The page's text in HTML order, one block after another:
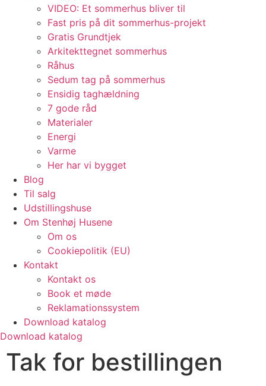
VIDEO: Et sommerhus bliver til
Fast pris på dit sommerhus-projekt
Gratis Grundtjek
Arkitekttegnet sommerhus
Råhus
Sedum tag på sommerhus
Ensidig taghældning
7 gode råd
Materialer
Energi
Varme
Her har vi bygget
Blog
Til salg
Udstillingshuse
Om Stenhøj Husene
Om os
Cookiepolitik (EU)
Kontakt
Kontakt os
Book et møde
Reklamationssystem
Download katalog
Download katalog
Tak for bestillingen